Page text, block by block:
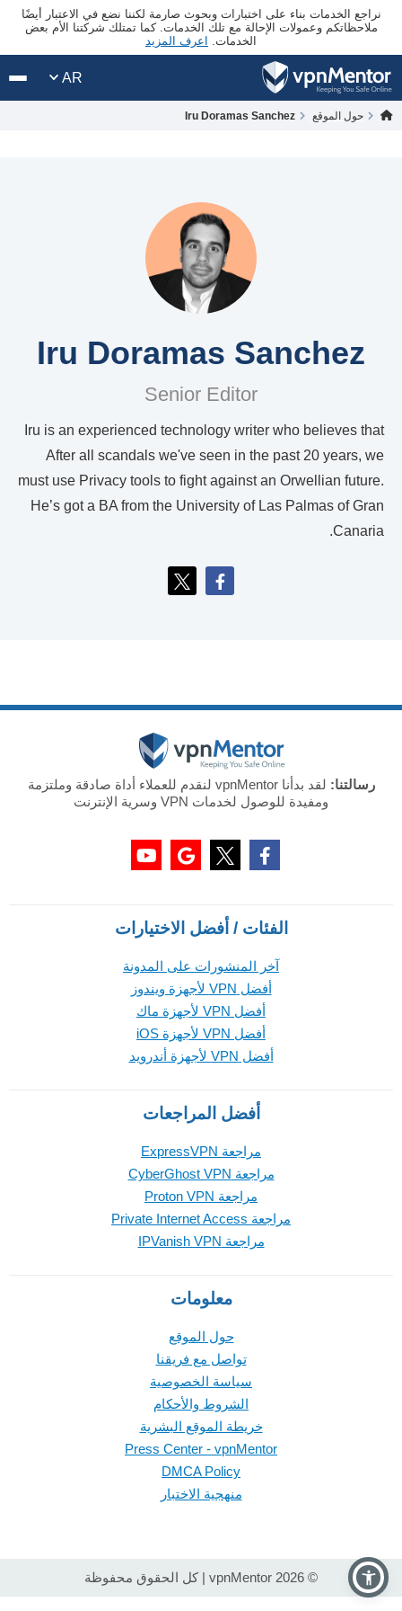
نراجع الخدمات بناء على اختبارات وبحوث صارمة لكننا نضع في الاعتبار أيضًا
ملاحظاتكم وعمولات الإحالة مع تلك الخدمات. كما تمتلك شركتنا الأم بعض
الخدمات. اعرف المزيد
AR
حول الموقع Iru Doramas Sanchez
Iru Doramas Sanchez
Senior Editor
Iru is an experienced technology writer who believes that
After all scandals we've seen in the past 20 years, we
must use Privacy tools to fight against an Orwellian future.
He’s got a BA from the University of Las Palmas of Gran
Canaria.
رسالتنا:
لقد بدأنا vpnMentor لنقدم للعملاء أداة صادقة وملتزمة
ومفيدة للوصول لخدمات VPN وسرية الإنترنت
الفئات / أفضل الاختيارات
آخر المنشورات على المدونة
أفضل VPN لأجهزة ويندوز
أفضل VPN لأجهزة ماك
أفضل VPN لأجهزة iOS
أفضل VPN لأجهزة أندرويد
أفضل المراجعات
مراجعة ExpressVPN
مراجعة CyberGhost VPN
مراجعة Proton VPN
مراجعة Private Internet Access
مراجعة IPVanish VPN
معلومات
حول الموقع
تواصل مع فريقنا
سياسة الخصوصية
الشروط والأحكام
خريطة الموقع البشرية
Press Center - vpnMentor
DMCA Policy
منهجية الاختبار
© 2026 vpnMentor | كل الحقوق محفوظة